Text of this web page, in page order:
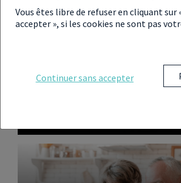
RETRAITE À 65 ANS, CE
Vous êtes libre de refuser en cliquant sur
accepter », si les cookies ne sont pas
Continuer sans accepter